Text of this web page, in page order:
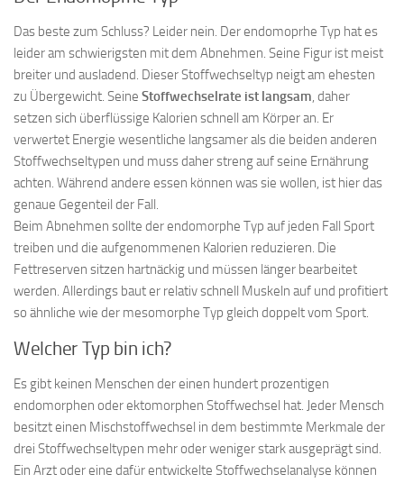
Das beste zum Schluss? Leider nein. Der endomoprhe Typ hat es
leider am schwierigsten mit dem Abnehmen. Seine Figur ist meist
breiter und ausladend. Dieser Stoffwechseltyp neigt am ehesten
zu Übergewicht. Seine Stoffwechselrate ist langsam, daher
setzen sich überflüssige Kalorien schnell am Körper an. Er
verwertet Energie wesentliche langsamer als die beiden anderen
Stoffwechseltypen und muss daher streng auf seine Ernährung
achten. Während andere essen können was sie wollen, ist hier das
genaue Gegenteil der Fall.
Beim Abnehmen sollte der endomorphe Typ auf jeden Fall Sport
treiben und die aufgenommenen Kalorien reduzieren. Die
Fettreserven sitzen hartnäckig und müssen länger bearbeitet
werden. Allerdings baut er relativ schnell Muskeln auf und profitiert
so ähnliche wie der mesomorphe Typ gleich doppelt vom Sport.
Welcher Typ bin ich?
Es gibt keinen Menschen der einen hundert prozentigen
endomorphen oder ektomorphen Stoffwechsel hat. Jeder Mensch
besitzt einen Mischstoffwechsel in dem bestimmte Merkmale der
drei Stoffwechseltypen mehr oder weniger stark ausgeprägt sind.
Ein Arzt oder eine dafür entwickelte Stoffwechselanalyse können